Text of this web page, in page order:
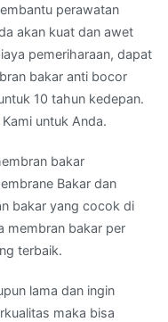
perawatan
akan kuat dan awet
pemeriharaan, dapat
bakar anti bocor
10 tahun kedepan.
untuk Anda.
bakar
Bakar dan
bakar yang cocok di
membran bakar per
terbaik.
lama dan ingin
maka bisa